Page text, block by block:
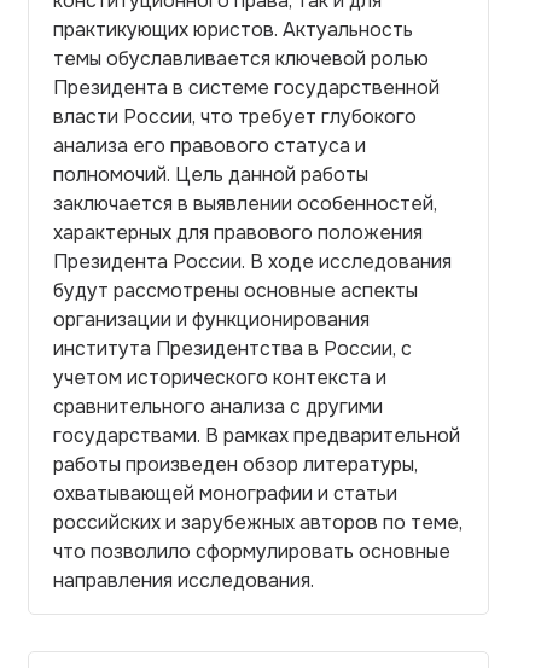
практикующих юристов. Актуальность
темы обуславливается ключевой ролью
Президента в системе государственной
власти России, что требует глубокого
анализа его правового статуса и
полномочий. Цель данной работы
заключается в выявлении особенностей,
характерных для правового положения
Президента России. В ходе исследования
будут рассмотрены основные аспекты
организации и функционирования
института Президентства в России, с
учетом исторического контекста и
сравнительного анализа с другими
государствами. В рамках предварительной
работы произведен обзор литературы,
охватывающей монографии и статьи
российских и зарубежных авторов по теме,
что позволило сформулировать основные
направления исследования.